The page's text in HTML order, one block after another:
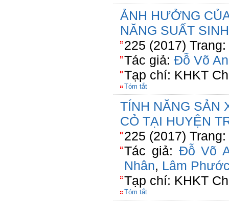
ẢNH HƯỞNG
NĂNG SUẤT
225 (2017) Trang:
Tác giả: Đỗ Võ
Tạp chí: KHKT
Tóm tắt
TÍNH NĂNG SẢN
CỎ TẠI HUYỆN
225 (2017)
Tác giả: Đỗ Võ
Nhân, Lâm
Tạp chí: KHKT
Tóm tắt